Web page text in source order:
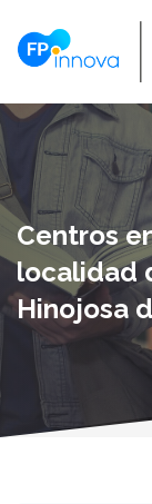
Centros
localidad
Hinojosa